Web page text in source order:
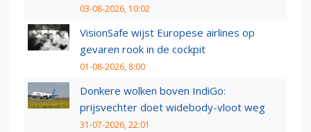
03-08-2026, 10:02
VisionSafe wijst Europese airlines op
gevaren rook in de cockpit
01-08-2026, 8:00
Donkere wolken boven IndiGo:
prijsvechter doet widebody-vloot weg
31-07-2026, 22:01